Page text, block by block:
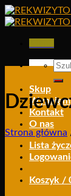
Skip
to
Skup
Wynajem
Kontakt
O nas
Lista
Koszyk /
Strona główna